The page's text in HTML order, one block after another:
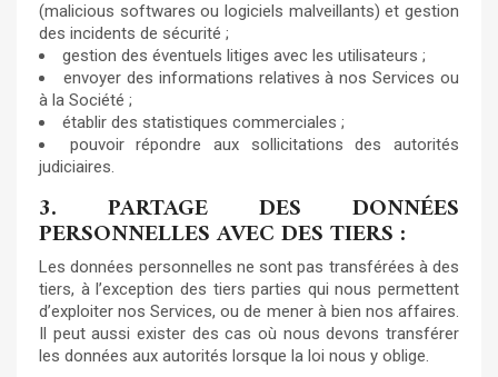
(malicious softwares ou logiciels malveillants) et gestion
des incidents de sécurité ;
gestion des éventuels litiges avec les utilisateurs ;
envoyer des informations relatives à nos Services ou
à la Société ;
établir des statistiques commerciales ;
pouvoir répondre aux sollicitations des autorités
judiciaires.
3. PARTAGE DES DONNÉES
PERSONNELLES AVEC DES TIERS :
Les données personnelles ne sont pas transférées à des
tiers, à l’exception des tiers parties qui nous permettent
d’exploiter nos Services, ou de mener à bien nos affaires.
Il peut aussi exister des cas où nous devons transférer
les données aux autorités lorsque la loi nous y oblige.